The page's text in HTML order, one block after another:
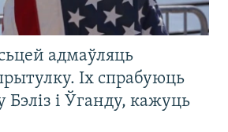
адмаўляць
Іх спрабуюць
Бэліз і Ўганду, кажуць